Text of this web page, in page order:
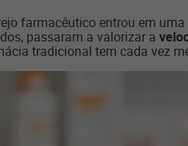
farmacêutico entrou em
passaram a valorizar a
tradicional tem cada vez